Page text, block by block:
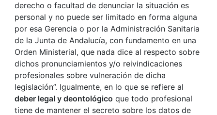
derecho o facultad de denunciar la situación es
personal y no puede ser limitado en forma alguna
por esa Gerencia o por la Administración Sanitaria
de la Junta de Andalucía, con fundamento en una
Orden Ministerial, que nada dice al respecto sobre
dichos pronunciamientos y/o reivindicaciones
profesionales sobre vulneración de dicha
legislación”. Igualmente, en lo que se refiere al
deber legal y deontológico que todo profesional
tiene de mantener el secreto sobre los datos de